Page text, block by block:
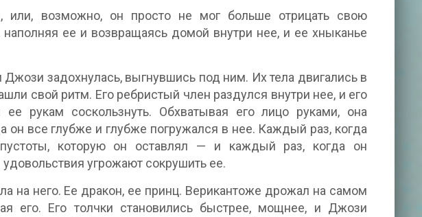
возможно, он просто не мог больше отрицать свою
наполняя ее и возвращаясь домой внутри нее, и ее хныканье
задохнулась, выгнувшись под ним. Их тела двигались в
свой ритм. Его ребристый член раздулся внутри нее, и его
ее рукам соскользнуть. Обхватывая его лицо руками, она
он все глубже и глубже погружался в нее. Каждый раз, когда
которую он оставлял — и каждый раз, когда он
угрожают сокрушить ее.
на него. Ее дракон, ее принц. Верикантоже дрожал на самом
его. Его толчки становились быстрее, мощнее, и Джози